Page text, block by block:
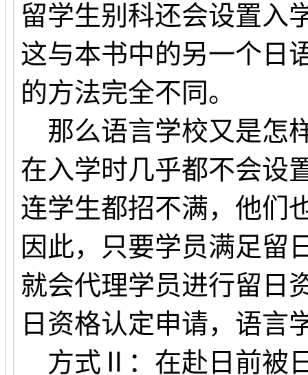
留学生别科还会设置入
这与本书中的另一个日
的方法完全不同。
那么语言学校又是怎
在入学时几乎都不会设
连学生都招不满，他们
因此，只要学员满足留
就会代理学员进行留日
日资格认定申请，语言
方式Ⅱ：在赴日前被